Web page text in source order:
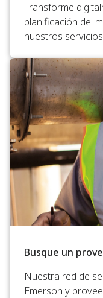
Transforme
planificación del
nuestros
Busque un
Nuestra red de
Emerson y